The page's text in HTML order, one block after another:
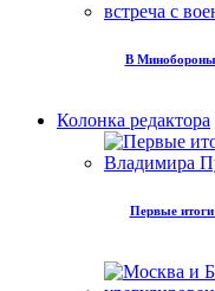
В Минобороны
Колонка редактора
Первые итоги